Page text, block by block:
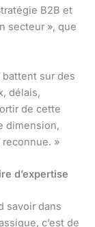
B2B et
secteur », que
battent sur des
délais,
de cette
dimension,
»
d’expertise
savoir dans
c’est de